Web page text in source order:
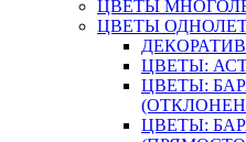
ЦВЕТЫ
ЦВЕТЫ
ЦВЕТЫ:
ЦВЕТЫ:
ЦВЕТЫ: